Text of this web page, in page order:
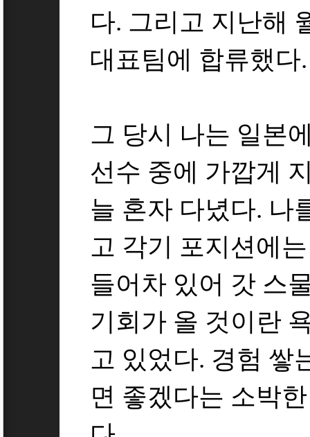
다. 그리고 지난해
대표팀에 합류했다.
그 당시 나는 일본
선수 중에 가깝게
늘 혼자 다녔다. 나
고 각기 포지션에
들어차 있어 갓 스
기회가 올 것이란
고 있었다. 경험 쌓
면 좋겠다는 소박